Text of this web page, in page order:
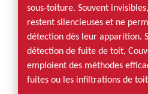
sous-toiture. Souvent
restent silencieuses et ne
détection dès leur apparition.
détection de fuite de toit,
emploient des méthodes
fuites ou les infiltrations de